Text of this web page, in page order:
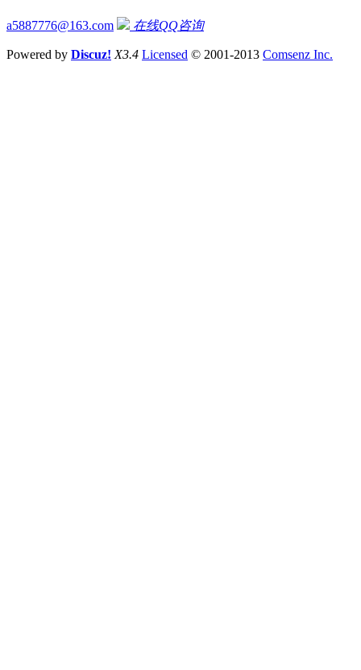
a5887776@163.com 在线QQ咨询
Powered by Discuz! X3.4 Licensed © 2001-2013 Comsenz Inc.